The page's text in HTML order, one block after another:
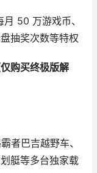
50 万游戏币、
抽奖次数等特权
购买终极版解
者巴吉越野车、
艇等多台独家载